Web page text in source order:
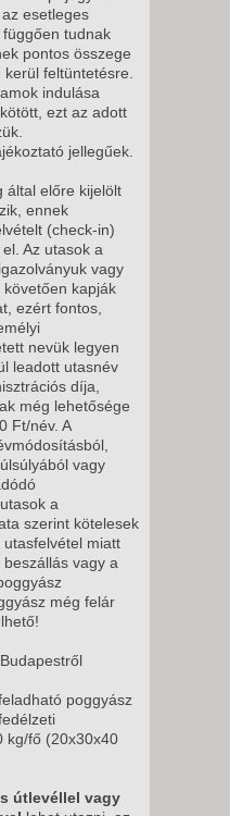
esetleges
tudnak
pontos összege
feltüntetésre.
indulása
ezt az adott
jellegűek.
által előre kijelölt
ennek
(check-in)
Az utasok a
vagy
kapják
ezért fontos,
nevük legyen
leadott utasnév
díja,
még lehetősége
Ft/név. A
vagy
a
szerint kötelesek
miatt
vagy a
még felár
poggyász
kg/fő (20x30x40
útlevéllel vagy